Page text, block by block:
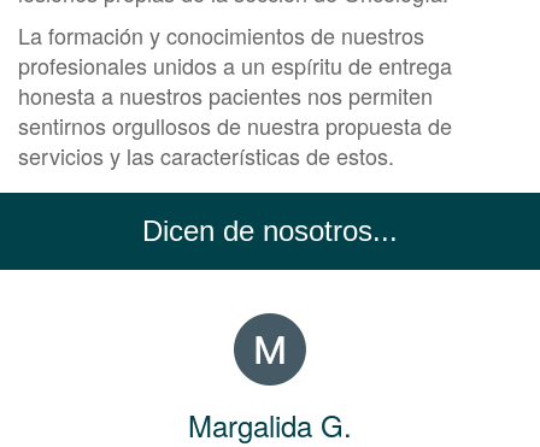
La formación y conocimientos de nuestros
profesionales unidos a un espíritu de entrega
honesta a nuestros pacientes nos permiten
sentirnos orgullosos de nuestra propuesta de
servicios y las características de estos.
Dicen de nosotros...
Margalida G.